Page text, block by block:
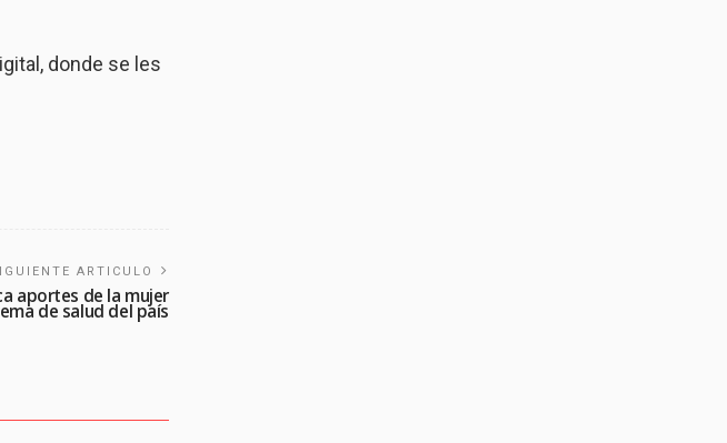
donde se les
ARTICULO
aportes de la mujer
de salud del país